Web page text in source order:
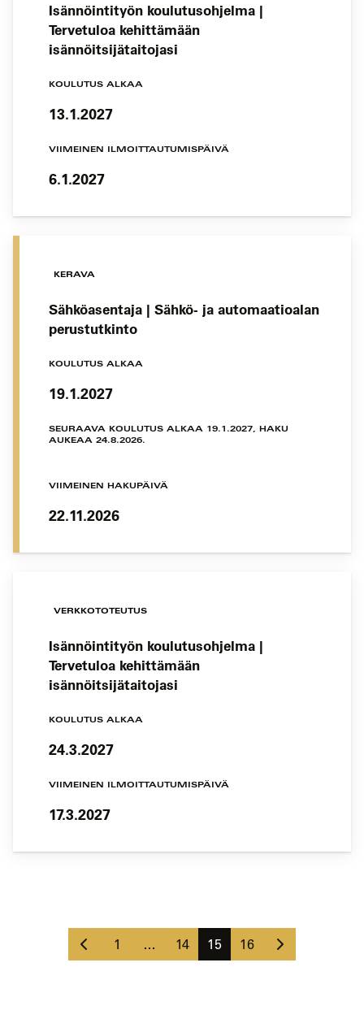
Isännöintityön koulutusohjelma |
Tervetuloa kehittämään
isännöitsijätaitojasi
KOULUTUS ALKAA
13.1.2027
VIIMEINEN ILMOITTAUTUMISPÄIVÄ
6.1.2027
KERAVA
Sähköasentaja | Sähkö- ja automaatioalan
perustutkinto
KOULUTUS ALKAA
19.1.2027
SEURAAVA KOULUTUS ALKAA 19.1.2027, HAKU
AUKEAA 24.8.2026.
VIIMEINEN HAKUPÄIVÄ
22.11.2026
VERKKOTOTEUTUS
Isännöintityön koulutusohjelma |
Tervetuloa kehittämään
isännöitsijätaitojasi
KOULUTUS ALKAA
24.3.2027
VIIMEINEN ILMOITTAUTUMISPÄIVÄ
17.3.2027
Edellinen
Sivu
1 … Sivu
14 Sivu
15 Sivu
16
Seuraava
sivu